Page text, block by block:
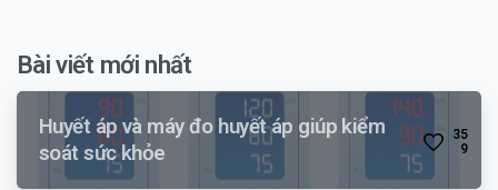
Bài viết mới nhất
Huyết áp và máy đo huyết áp giúp kiểm
soát sức khỏe
35
9